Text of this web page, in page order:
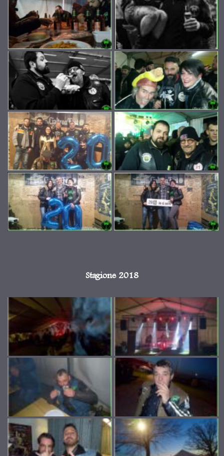
Stagione 2018